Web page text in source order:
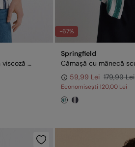
Cămașă cu mânecă scurtă din viscoză cu dungi
-67%
Springfield
59,99 Lei 179,99 Lei
Economisești 120,00 Lei